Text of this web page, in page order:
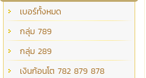
เบอร์ทั้งหมด
กลุ่ม 789
กลุ่ม 289
เงินก้อนโต 782 879 878